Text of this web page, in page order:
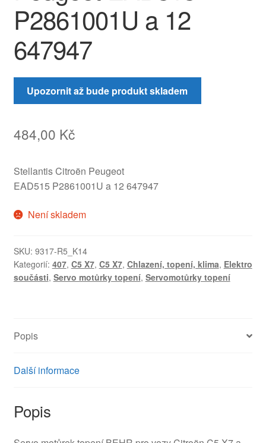
P2861001U a 12
647947
Upozornit až bude produkt skladem
484,00 Kč
Stellantis Citroën Peugeot
EAD515 P2861001U a 12 647947
Není skladem
SKU: 9317-R5_K14
Kategorií: 407, C5 X7, C5 X7, Chlazení, topení, klima, Elektro
součásti, Servo motůrky topení, Servomotůrky topení
Popis
Další informace
Popis